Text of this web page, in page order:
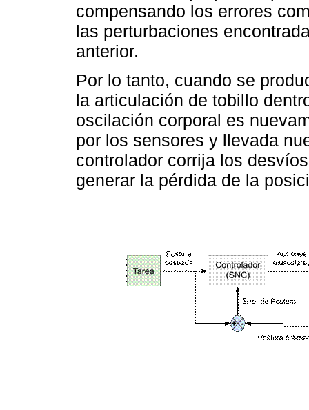
compensando los errores
las perturbaciones
anterior.
Por lo tanto, cuando se
la articulación de tobillo
oscilación corporal es
por los sensores y llevada
controlador corrija los
generar la pérdida de la